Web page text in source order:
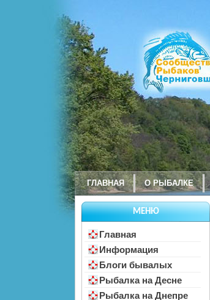
ГЛАВНАЯ О РЫБАЛКЕ
МЕНЮ
Главная
Информация
Блоги бывалых
Рыбалка на Десне
Рыбалка на Днепре